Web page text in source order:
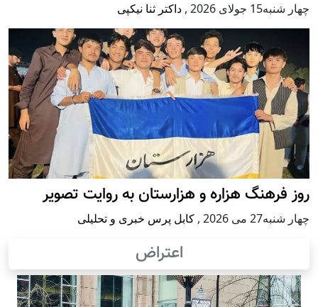
چهار شنبه15 جولای 2026 , داکتر ثنا نیکپی
روز فرهنگ هزاره و هزارستان به روایت تصویر
چهار شنبه27 می 2026 , کابل پرس خبری و تحلیلی
اعتراض